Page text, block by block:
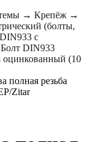
→ Крепёж →
(болты,
с
Болт DIN933
оцинкованный (10